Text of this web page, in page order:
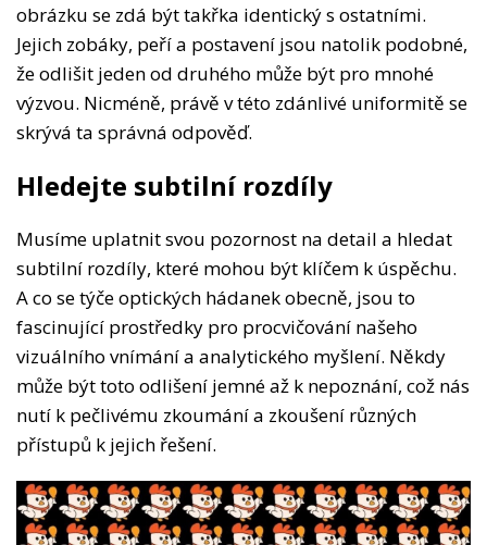
obrázku se zdá být takřka identický s ostatními.
Jejich zobáky, peří a postavení jsou natolik podobné,
že odlišit jeden od druhého může být pro mnohé
výzvou. Nicméně, právě v této zdánlivé uniformitě se
skrývá ta správná odpověď.
Hledejte subtilní rozdíly
Musíme uplatnit svou pozornost na detail a hledat
subtilní rozdíly, které mohou být klíčem k úspěchu.
A co se týče optických hádanek obecně, jsou to
fascinující prostředky pro procvičování našeho
vizuálního vnímání a analytického myšlení. Někdy
může být toto odlišení jemné až k nepoznání, což nás
nutí k pečlivému zkoumání a zkoušení různých
přístupů k jejich řešení.